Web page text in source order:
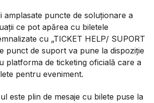
amplasate puncte de soluționare a
ce pot apărea cu biletele
cu „TICKET HELP/ SUPORT
punct de suport va pune la dispoziție
platforma de ticketing oficială care a
pentru eveniment.
este plin de mesaje cu bilete puse la